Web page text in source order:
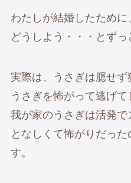
わたしが結婚したため
どうしよう・・・とずっ
実際は、うさぎは臆せ
うさぎを怖がって逃げて
我が家のうさぎは活発
となしくて怖がりだっ
す。